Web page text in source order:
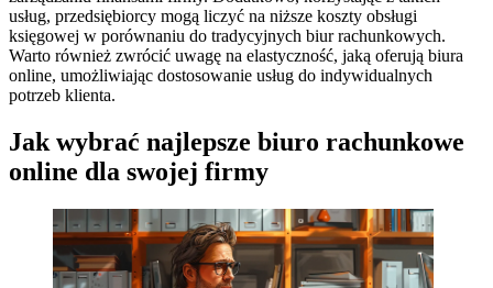
usług, przedsiębiorcy mogą liczyć na niższe koszty obsługi
księgowej w porównaniu do tradycyjnych biur rachunkowych.
Warto również zwrócić uwagę na elastyczność, jaką oferują biura
online, umożliwiając dostosowanie usług do indywidualnych
potrzeb klienta.
Jak wybrać najlepsze biuro rachunkowe
online dla swojej firmy